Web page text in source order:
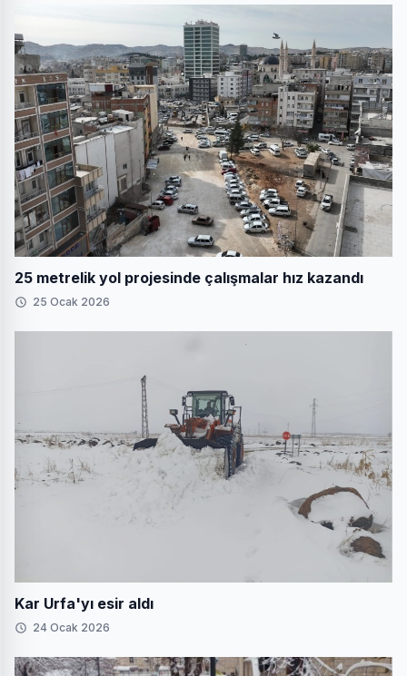
25 metrelik yol projesinde çalışmalar hız kazandı
25 Ocak 2026
Kar Urfa'yı esir aldı
24 Ocak 2026